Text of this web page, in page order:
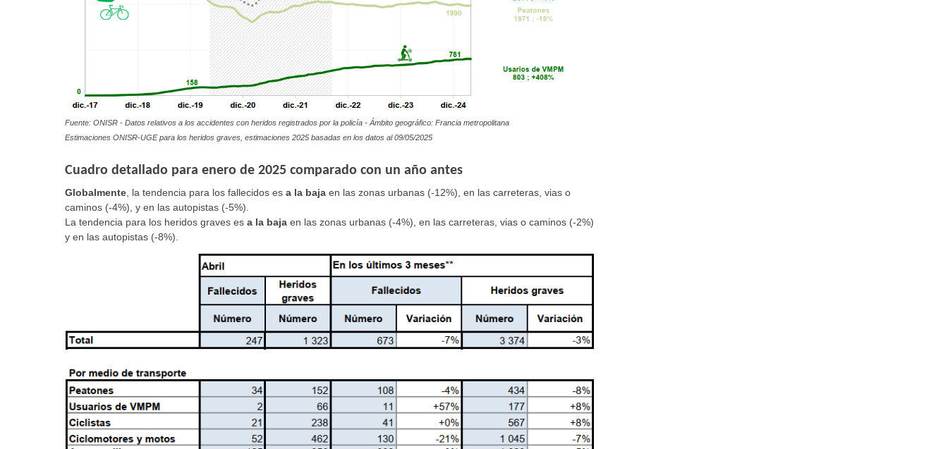
Fuente: ONISR - Datos relativos a los accidentes con heridos registrados por la policía - Ámbito geográfico: Francia metropolitana
Estimaciones ONISR-UGE para los heridos graves, estimaciones 2025 basadas en los datos al09/05/2025
Cuadro detallado para enero de 2025 comparado con un año antes
Globalmente , la tendencia para los fallecidos es a la baja en las zonas urbanas (-12%), en las carreteras, vias o
caminos (-4%), y en las autopistas (-5%).
La tendencia para los heridos graves es a la baja en las zonas urbanas (-4%), en las carreteras, vias o caminos (-2%)
y en las autopistas (-8%).